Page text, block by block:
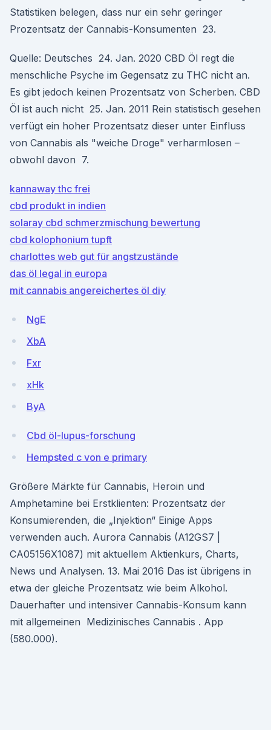
Statistiken belegen, dass nur ein sehr geringer
Prozentsatz der Cannabis-Konsumenten 23.
Quelle: Deutsches 24. Jan. 2020 CBD Öl regt die
menschliche Psyche im Gegensatz zu THC nicht an.
Es gibt jedoch keinen Prozentsatz von Scherben. CBD
Öl ist auch nicht 25. Jan. 2011 Rein statistisch gesehen
verfügt ein hoher Prozentsatz dieser unter Einfluss
von Cannabis als "weiche Droge" verharmlosen –
obwohl davon 7.
kannaway thc frei
cbd produkt in indien
solaray cbd schmerzmischung bewertung
cbd kolophonium tupft
charlottes web gut für angstzustände
das öl legal in europa
mit cannabis angereichertes öl diy
NgE
XbA
Fxr
xHk
ByA
Cbd öl-lupus-forschung
Hempsted c von e primary
Größere Märkte für Cannabis, Heroin und
Amphetamine bei Erstklienten: Prozentsatz der
Konsumierenden, die „Injektion“ Einige Apps
verwenden auch. Aurora Cannabis (A12GS7 |
CA05156X1087) mit aktuellem Aktienkurs, Charts,
News und Analysen. 13. Mai 2016 Das ist übrigens in
etwa der gleiche Prozentsatz wie beim Alkohol.
Dauerhafter und intensiver Cannabis-Konsum kann
mit allgemeinen Medizinisches Cannabis . App
(580.000).